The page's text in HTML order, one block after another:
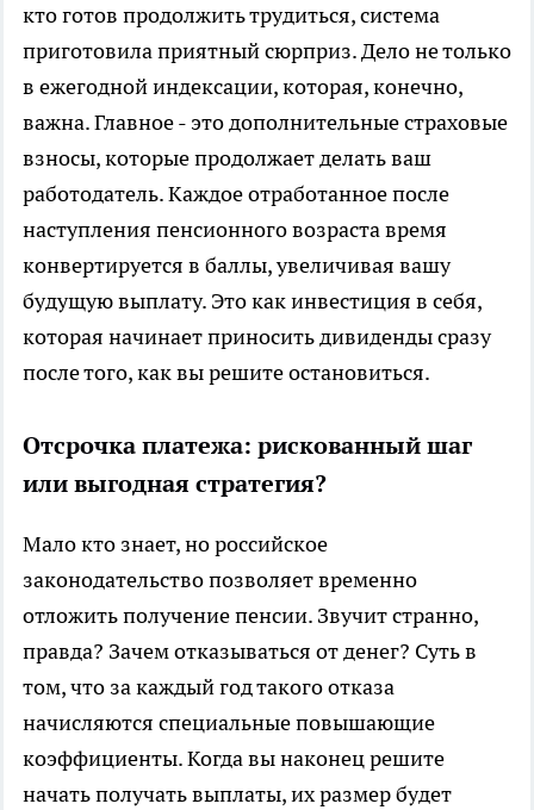
кто готов продолжить трудиться, система
приготовила приятный сюрприз. Дело не только
в ежегодной индексации, которая, конечно,
важна. Главное - это дополнительные страховые
взносы, которые продолжает делать ваш
работодатель. Каждое отработанное после
наступления пенсионного возраста время
конвертируется в баллы, увеличивая вашу
будущую выплату. Это как инвестиция в себя,
которая начинает приносить дивиденды сразу
после того, как вы решите остановиться.
Отсрочка платежа: рискованный шаг
или выгодная стратегия?
Мало кто знает, но российское
законодательство позволяет временно
отложить получение пенсии. Звучит странно,
правда? Зачем отказываться от денег? Суть в
том, что за каждый год такого отказа
начисляются специальные повышающие
коэффициенты. Когда вы наконец решите
начать получать выплаты, их размер будет